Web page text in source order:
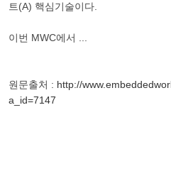
트(A) 핵심기술이다.
이번 MWC에서 ...
원문출처 : http://
a_id=7147